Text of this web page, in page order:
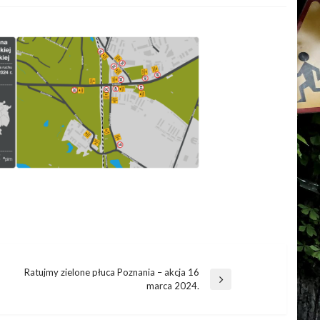
Ratujmy zielone płuca Poznania – akcja 16
marca 2024.